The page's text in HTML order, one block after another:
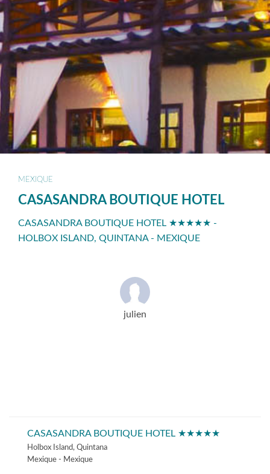
MEXIQUE
CASASANDRA BOUTIQUE HOTEL
CASASANDRA BOUTIQUE HOTEL ★★★★★ -
HOLBOX ISLAND, QUINTANA - MEXIQUE
julien
CASASANDRA BOUTIQUE HOTEL ★★★★★
Holbox Island, Quintana
Mexique - Mexique